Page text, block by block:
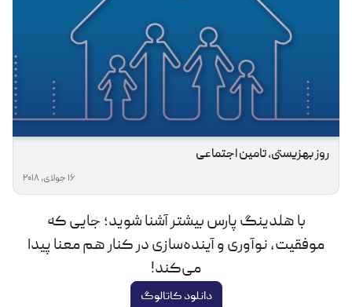
روز بهزیستی، تامین اجتماعی
16 جولای, 2018
با هلدینگ پارس بیشتر آشنا شوید؛ جایی که
موفقیت، نوآوری و آینده‌سازی در کنار هم معنا پیدا
می‌کند!
دانلود کاتالوگ